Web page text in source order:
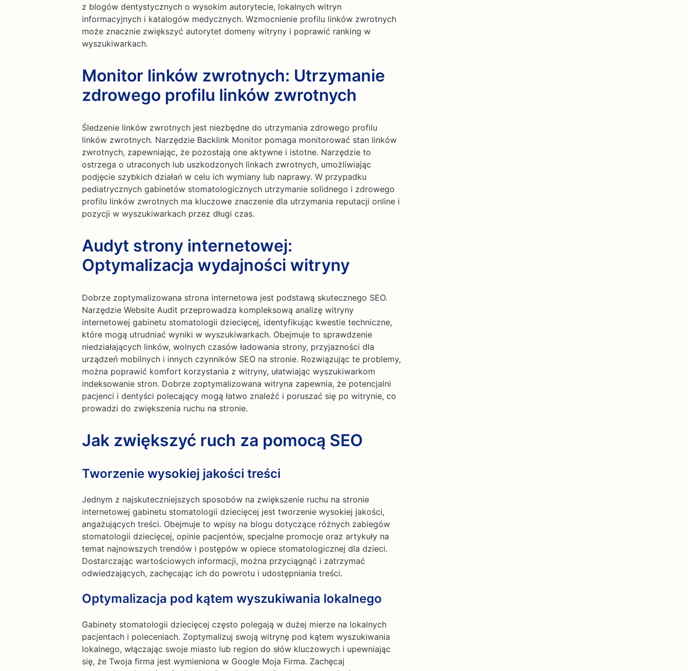
z blogów dentystycznych o wysokim autorytecie, lokalnych witryn
informacyjnych i katalogów medycznych. Wzmocnienie profilu linków zwrotnych
może znacznie zwiększyć autorytet domeny witryny i poprawić ranking w
wyszukiwarkach.
Monitor linków zwrotnych: Utrzymanie
zdrowego profilu linków zwrotnych
Śledzenie linków zwrotnych jest niezbędne do utrzymania zdrowego profilu
linków zwrotnych. Narzędzie Backlink Monitor pomaga monitorować stan linków
zwrotnych, zapewniając, że pozostają one aktywne i istotne. Narzędzie to
ostrzega o utraconych lub uszkodzonych linkach zwrotnych, umożliwiając
podjęcie szybkich działań w celu ich wymiany lub naprawy. W przypadku
pediatrycznych gabinetów stomatologicznych utrzymanie solidnego i zdrowego
profilu linków zwrotnych ma kluczowe znaczenie dla utrzymania reputacji online i
pozycji w wyszukiwarkach przez długi czas.
Audyt strony internetowej:
Optymalizacja wydajności witryny
Dobrze zoptymalizowana strona internetowa jest podstawą skutecznego SEO.
Narzędzie Website Audit przeprowadza kompleksową analizę witryny
internetowej gabinetu stomatologii dziecięcej, identyfikując kwestie techniczne,
które mogą utrudniać wyniki w wyszukiwarkach. Obejmuje to sprawdzenie
niedziałających linków, wolnych czasów ładowania strony, przyjazności dla
urządzeń mobilnych i innych czynników SEO na stronie. Rozwiązując te problemy,
można poprawić komfort korzystania z witryny, ułatwiając wyszukiwarkom
indeksowanie stron. Dobrze zoptymalizowana witryna zapewnia, że potencjalni
pacjenci i dentyści polecający mogą łatwo znaleźć i poruszać się po witrynie, co
prowadzi do zwiększenia ruchu na stronie.
Jak zwiększyć ruch za pomocą SEO
Tworzenie wysokiej jakości treści
Jednym z najskuteczniejszych sposobów na zwiększenie ruchu na stronie
internetowej gabinetu stomatologii dziecięcej jest tworzenie wysokiej jakości,
angażujących treści. Obejmuje to wpisy na blogu dotyczące różnych zabiegów
stomatologii dziecięcej, opinie pacjentów, specjalne promocje oraz artykuły na
temat najnowszych trendów i postępów w opiece stomatologicznej dla dzieci.
Dostarczając wartościowych informacji, można przyciągnąć i zatrzymać
odwiedzających, zachęcając ich do powrotu i udostępniania treści.
Optymalizacja pod kątem wyszukiwania lokalnego
Gabinety stomatologii dziecięcej często polegają w dużej mierze na lokalnych
pacjentach i poleceniach. Zoptymalizuj swoją witrynę pod kątem wyszukiwania
lokalnego, włączając swoje miasto lub region do słów kluczowych i upewniając
się, że Twoja firma jest wymieniona w Google Moja Firma. Zachęcaj